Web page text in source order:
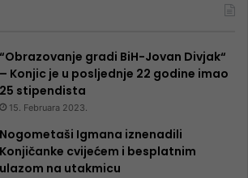
“Obrazovanje gradi BiH-Jovan Divjak“
– Konjic je u posljednje 22 godine imao
25 ​​stipendista
15. Februara 2023.
Nogometaši Igmana iznenadili
Konjičanke cvijećem i besplatnim
ulazom na utakmicu